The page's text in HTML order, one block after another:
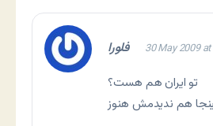
فلورا 30 May 2009
تو ایران هم هست؟